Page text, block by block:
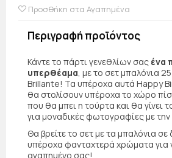
Προσθήκη στα Αγαπημένα
Περιγραφή προϊόντος
Κάντε το πάρτι γενεθλίων σας ένα
υπερθέαμα, με το σετ μπαλόνια
Brillante! Τα υπέροχα αυτά Happy
θα στολίσουν υπέροχα το χώρο
που θα μπει η τούρτα και θα γίνει
για μοναδικές φωτογραφίες με
Θα βρείτε το σετ με τα μπαλόνια
υπέροχα φανταχτερά χρώματα για
αγαπημένο σας!